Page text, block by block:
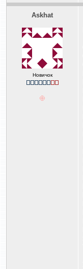
Askhat
Новичок